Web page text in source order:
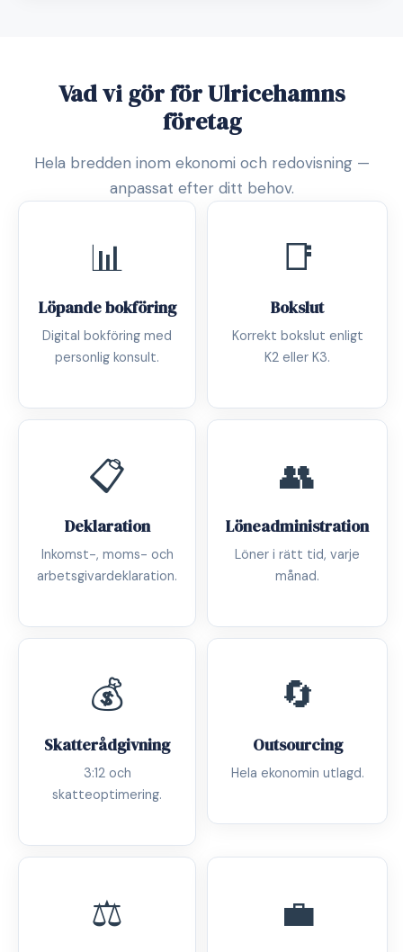
Vad vi gör för Ulricehamns
företag
Hela bredden inom ekonomi och redovisning —
anpassat efter ditt behov.
📊
Löpande bokföring
Digital bokföring med
personlig konsult.
📑
Bokslut
Korrekt bokslut enligt
K2 eller K3.
📋
Deklaration
Inkomst-, moms- och
arbetsgivardeklaration.
👥
Löneadministration
Löner i rätt tid, varje
månad.
💰
Skatterådgivning
3:12 och
skatteoptimering.
🔄
Outsourcing
Hela ekonomin utlagd.
⚖️ 💼